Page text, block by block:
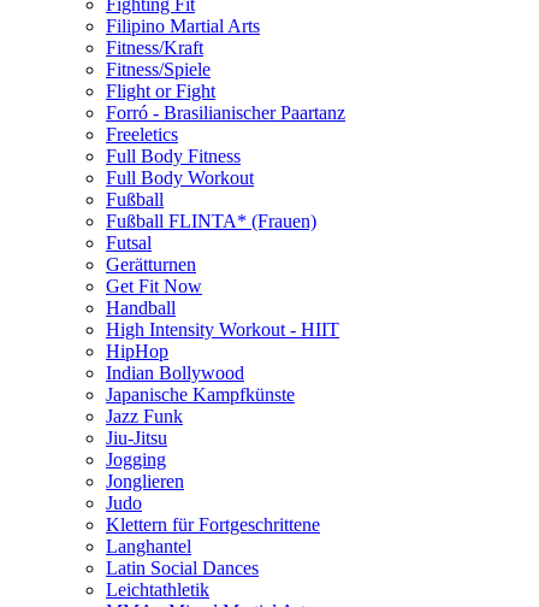
Filipino Martial Arts
Fitness/Kraft
Fitness/Spiele
Flight or Fight
Forró - Brasilianischer Paartanz
Freeletics
Full Body Fitness
Full Body Workout
Fußball
Fußball FLINTA* (Frauen)
Futsal
Gerätturnen
Get Fit Now
Handball
High Intensity Workout - HIIT
HipHop
Indian Bollywood
Japanische Kampfkünste
Jazz Funk
Jiu-Jitsu
Jogging
Jonglieren
Judo
Klettern für Fortgeschrittene
Langhantel
Latin Social Dances
Leichtathletik